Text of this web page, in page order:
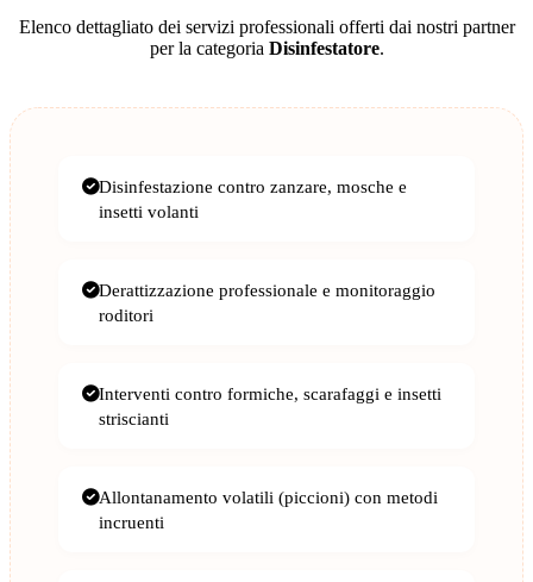
Elenco dettagliato dei servizi professionali offerti dai nostri partner
per la categoria Disinfestatore.
Disinfestazione contro zanzare, mosche e
insetti volanti
Derattizzazione professionale e monitoraggio
roditori
Interventi contro formiche, scarafaggi e insetti
striscianti
Allontanamento volatili (piccioni) con metodi
incruenti